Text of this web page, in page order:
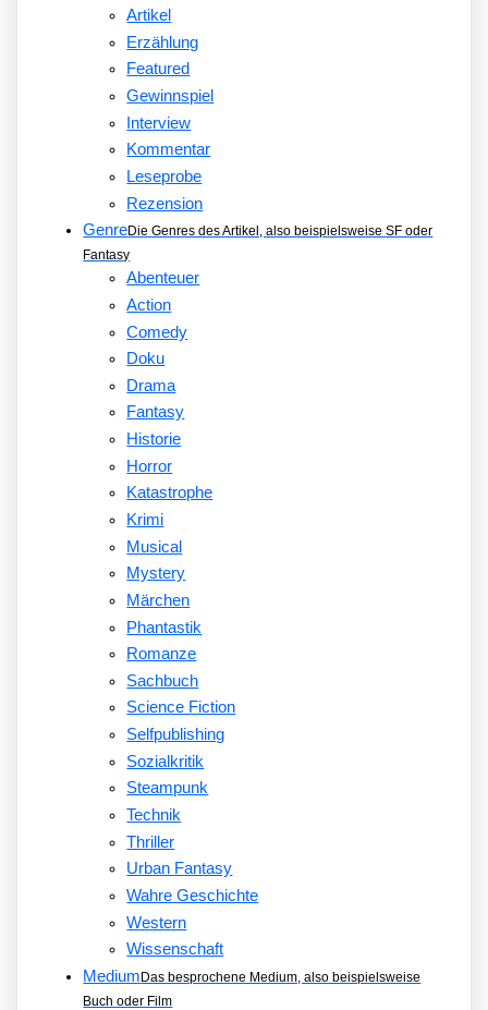
Artikel
Erzählung
Featured
Gewinnspiel
Interview
Kommentar
Leseprobe
Rezension
GenreDie Genres des Artikel, also beispielsweise SF oder
Fantasy
Abenteuer
Action
Comedy
Doku
Drama
Fantasy
Historie
Horror
Katastrophe
Krimi
Musical
Mystery
Märchen
Phantastik
Romanze
Sachbuch
Science Fiction
Selfpublishing
Sozialkritik
Steampunk
Technik
Thriller
Urban Fantasy
Wahre Geschichte
Western
Wissenschaft
MediumDas besprochene Medium, also beispielsweise
Buch oder Film